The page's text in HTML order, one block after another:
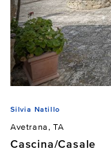
Silvia Natillo
Avetrana, TA
Cascina/Casale